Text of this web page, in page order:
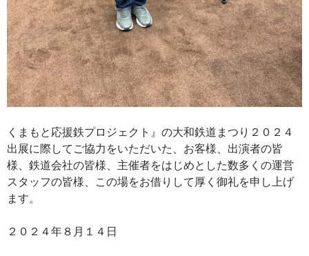
くまもと応援鉄プロジェクト』の大和鉄道まつり２０２４
出展に際してご協力をいただいた、お客様、出演者の皆
様、鉄道会社の皆様、主催者をはじめとした数多くの運営
スタッフの皆様、この場をお借りして厚く御礼を申し上げ
ます。
２０２４年８月１４日